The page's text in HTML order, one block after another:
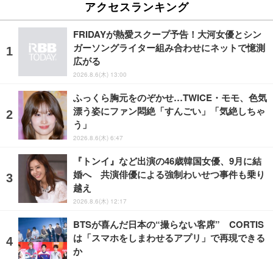
アクセスランキング
FRIDAYが熱愛スクープ予告！大河女優とシン
ガーソングライター組み合わせにネットで憶測
広がる
2026.8.6(木) 13:00
ふっくら胸元をのぞかせ…TWICE・モモ、色気
漂う姿にファン悶絶「すんごい」「気絶しちゃ
う」
2026.8.6(木) 6:47
『トンイ』など出演の46歳韓国女優、9月に結
婚へ 共演俳優による強制わいせつ事件も乗り
越え
2026.8.6(木) 12:17
BTSが喜んだ日本の“撮らない客席” CORTIS
は「スマホをしまわせるアプリ」で再現できる
か